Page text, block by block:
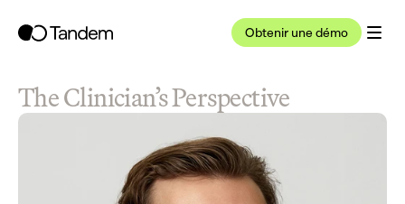
Obtenir une démo
The Clinician’s Perspective